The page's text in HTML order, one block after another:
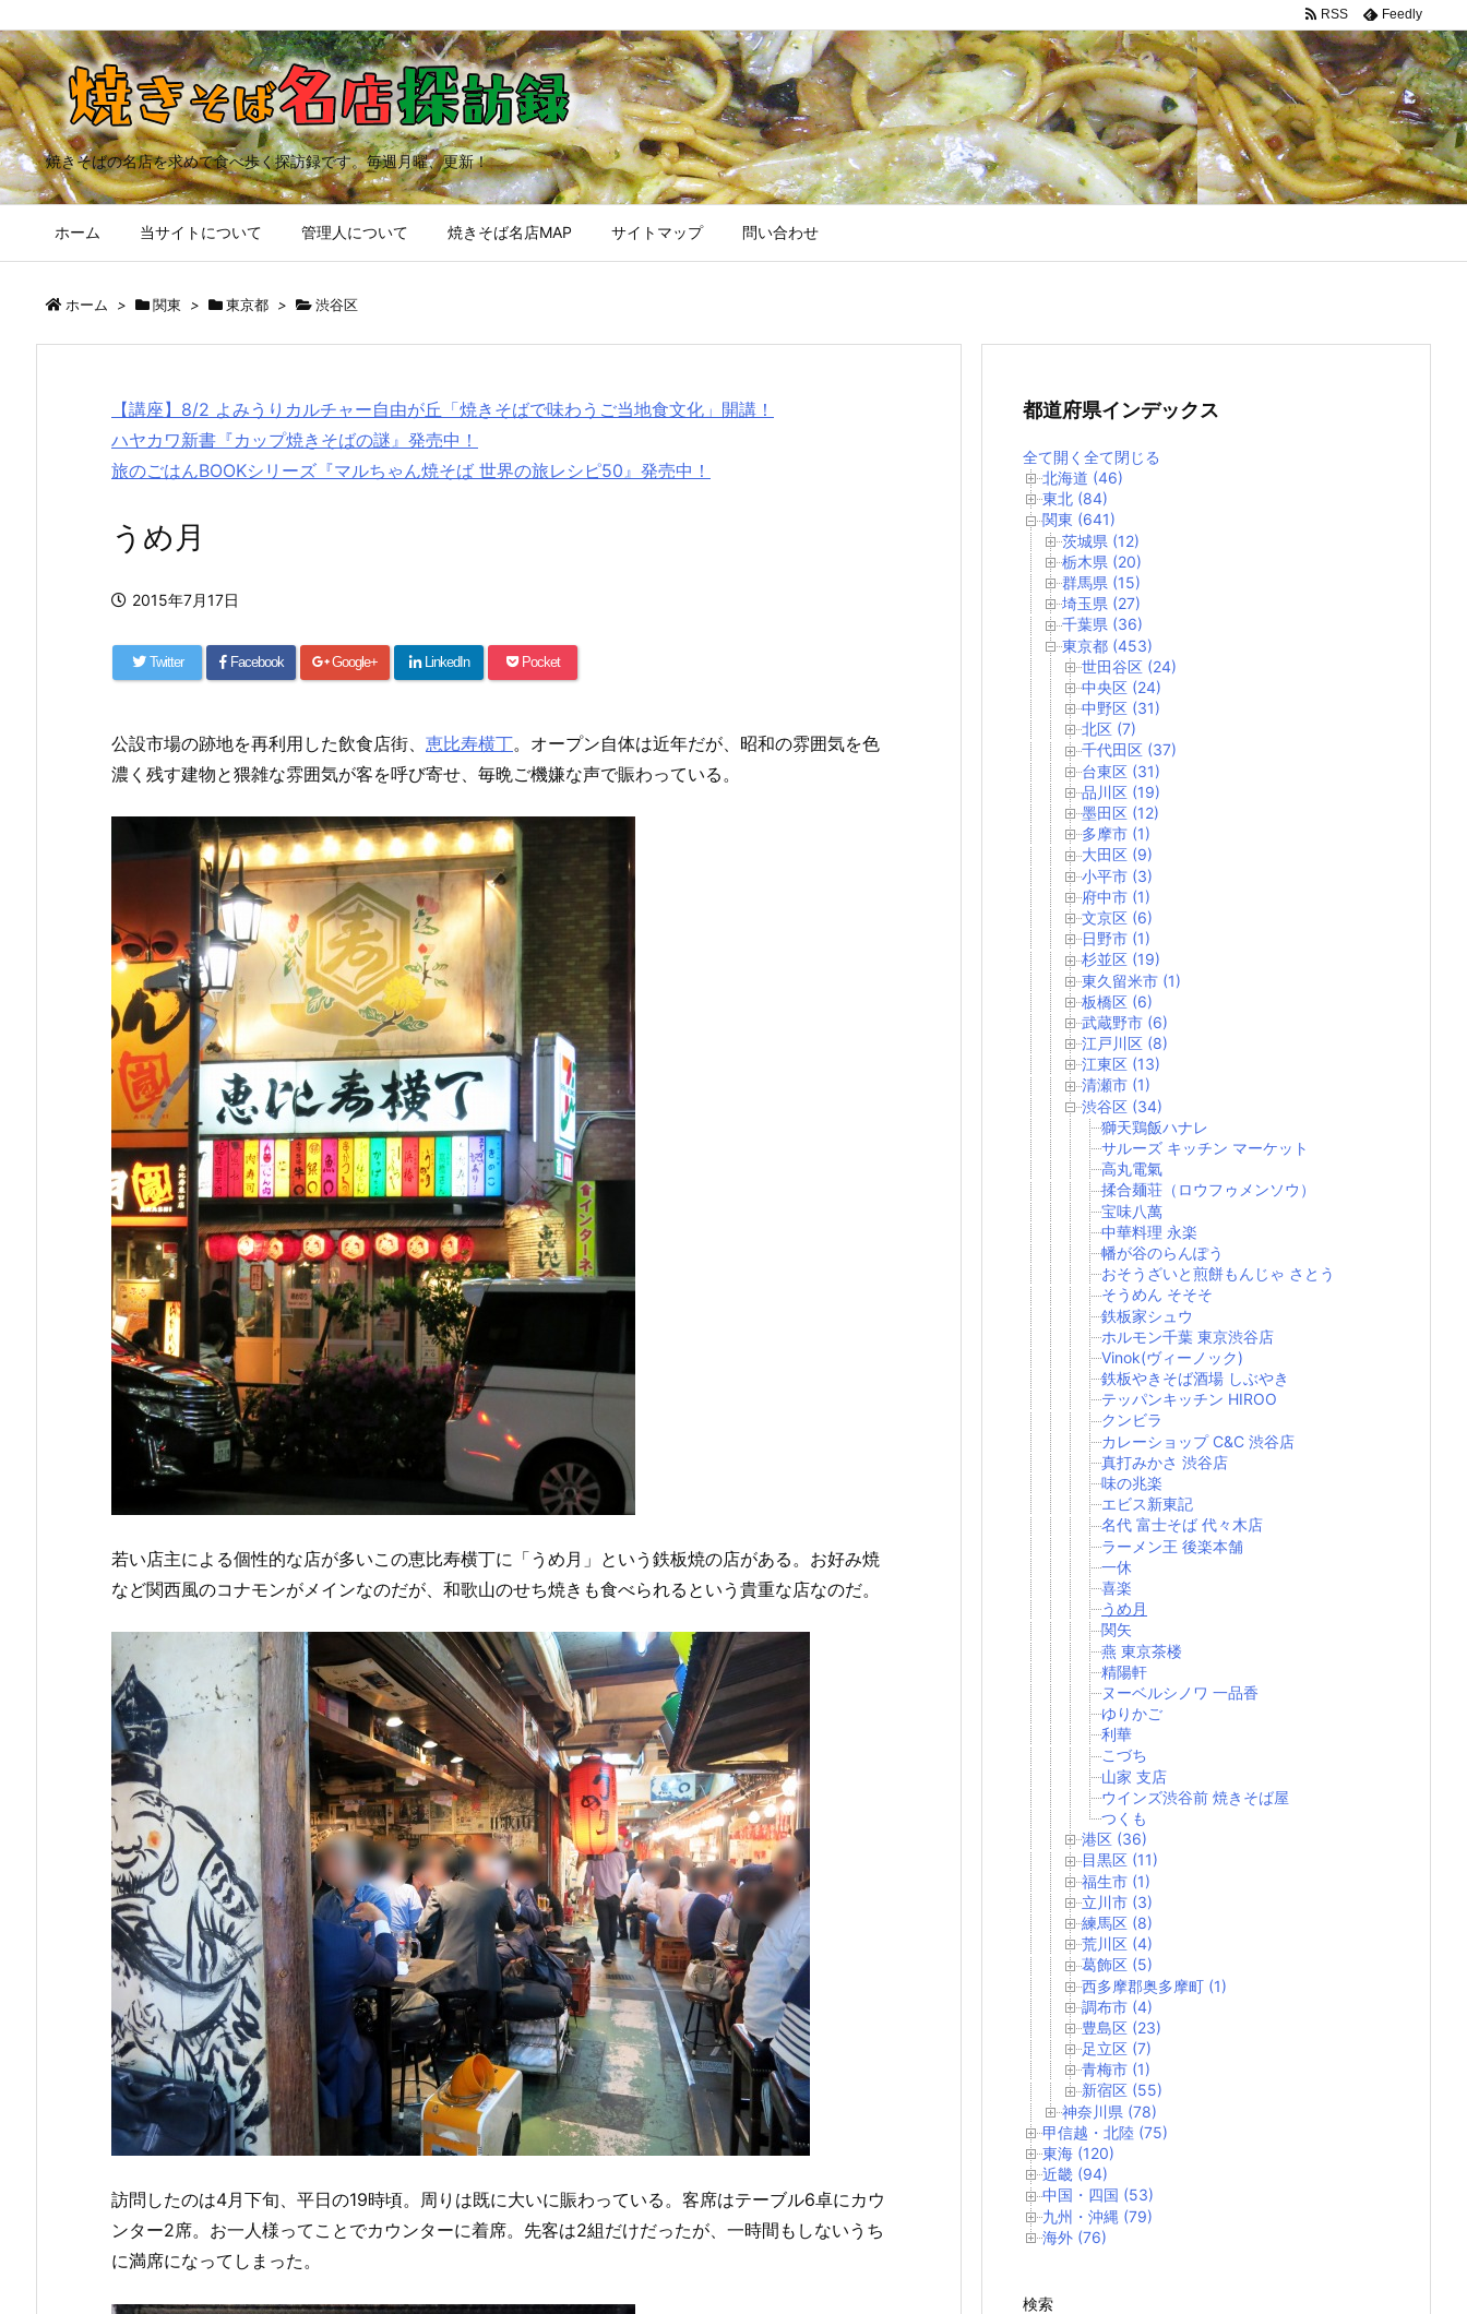
焼きそばの名店を求めて食べ歩く探訪録です。毎週月曜、更新！
ホーム 当サイトについて 管理人について 焼きそば名店MAP サイトマップ 問い合わせ
RSS Feedly
ホーム > 関東 > 東京都 > 渋谷区
【講座】8/2 よみうりカルチャー自由が丘「焼きそばで味わうご当地食文化」開講！
ハヤカワ新書『カップ焼きそばの謎』発売中！
旅のごはんBOOKシリーズ『マルちゃん焼そば 世界の旅レシピ50』発売中！
うめ月
2015年7月17日
Twitter Facebook Google+ LinkedIn Pocket
公設市場の跡地を再利用した飲食店街、 恵比寿横丁。オープン自体は近年だが、昭和の雰囲気を色
濃く残す建物と猥雑な雰囲気が客を呼び寄せ、毎晩ご機嫌な声で賑わっている。
若い店主による個性的な店が多いこの恵比寿横丁に「うめ月」という鉄板焼の店がある。お好み焼
など関西風のコナモンがメインなのだが、和歌山のせち焼きも食べられるという貴重な店なのだ。
訪問したのは4月下旬、平日の19時頃。周りは既に大いに賑わっている。客席はテーブル6卓にカウ
ンター2席。お一人様ってことでカウンターに着席。先客は2組だけだったが、一時間もしないうち
に満席になってしまった。
都道府県インデックス
全て開く 全て閉じる
北海道 (46)
東北 (84)
関東 (641)
茨城県 (12)
栃木県 (20)
群馬県 (15)
埼玉県 (27)
千葉県 (36)
東京都 (453)
世田谷区 (24)
中央区 (24)
中野区 (31)
北区 (7)
千代田区 (37)
台東区 (31)
品川区 (19)
墨田区 (12)
多摩市 (1)
大田区 (9)
小平市 (3)
府中市 (1)
文京区 (6)
日野市 (1)
杉並区 (19)
東久留米市 (1)
板橋区 (6)
武蔵野市 (6)
江戸川区 (8)
江東区 (13)
清瀬市 (1)
渋谷区 (34)
獅天鶏飯ハナレ
サルーズ キッチン マーケット
高丸電氣
揉合麺荘（ロウフゥメンソウ）
宝味八萬
中華料理 永楽
幡が谷のらんぽう
おそうざいと煎餅もんじゃ さとう
そうめん そそそ
鉄板家シュウ
ホルモン千葉 東京渋谷店
Vinok(ヴィーノック)
鉄板やきそば酒場 しぶやき
テッパンキッチン HIROO
クンビラ
カレーショップ C&C 渋谷店
真打みかさ 渋谷店
味の兆楽
エビス新東記
名代 富士そば 代々木店
ラーメン王 後楽本舗
一休
喜楽
うめ月
関矢
燕 東京茶楼
精陽軒
ヌーベルシノワ 一品香
ゆりかご
利華
こづち
山家 支店
ウインズ渋谷前 焼きそば屋
つくも
港区 (36)
目黒区 (11)
福生市 (1)
立川市 (3)
練馬区 (8)
荒川区 (4)
葛飾区 (5)
西多摩郡奥多摩町 (1)
調布市 (4)
豊島区 (23)
足立区 (7)
青梅市 (1)
新宿区 (55)
神奈川県 (78)
甲信越・北陸 (75)
東海 (120)
近畿 (94)
中国・四国 (53)
九州・沖縄 (79)
海外 (76)
検索